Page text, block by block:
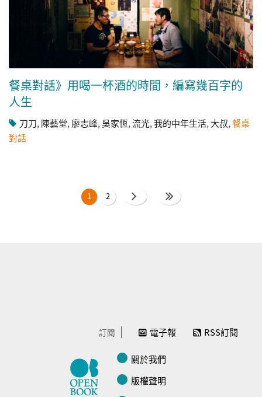
餐桌對話》用喝一杯酒的時間，編寫幾百字的
人生
刀刀, 陳藝堂, 廖志峰,吳家恆,流光,我的中年生活, 大叔,餐桌
對話
1 2
訂閱 電子報 RSS訂閱
關於我們
版權聲明